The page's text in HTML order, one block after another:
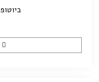
ביוטופ CREATE 101